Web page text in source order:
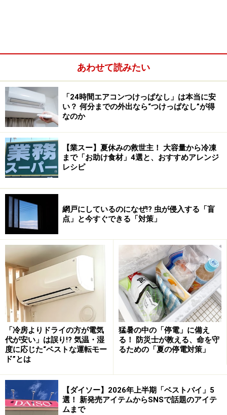
JALの工場見学もオンラインで楽しめるようになった（イメ
ージ写真）
通常時期は人気でなかなか予約がとれないJALの工場見
学も現在はオンラインで楽しむことができます。火曜日
から土曜日の週5日間、1日2回開催され、各回200人が定
員、予約が必要となっています。参加費は無料です。
・JALリモート工場見学
本物のフラガールに教わるキッズ（小学
生）向けフラスクールの無料体験
スパリゾートハワイアンズのフラガールのショー（筆者撮
影）
映画「フラガール」でもお馴染みの福島県いわき市にあ
るスパリゾートハワイアンズ。今まで約400名のプロの
生対象のオンラインフラスクールが2021年5月6日に開
校。それに伴い、無料のオンライン体験レッスンが開催
されています。
あわせて読みたい
「24時間エアコンつけっぱなし」は本当に安
い？ 何分までの外出なら“つけっぱなし”が得
なのか
【業スー】夏休みの救世主！ 大容量から冷凍
まで「お助け食材」4選と、おすすめアレンジ
レシピ
網戸にしているのになぜ!? 虫が侵入する「盲
点」と今すぐできる「対策」
「冷房よりドライの方が電気
代が安い」は誤り!? 気温・湿
度に応じた“ベストな運転モー
ド”とは
猛暑の中の「停電」に備え
る！ 防災士が教える、命を守
るための「夏の停電対策」
【ダイソー】2026年上半期「ベストバイ」5
選！ 新発売アイテムからSNSで話題のアイテ
ムまで